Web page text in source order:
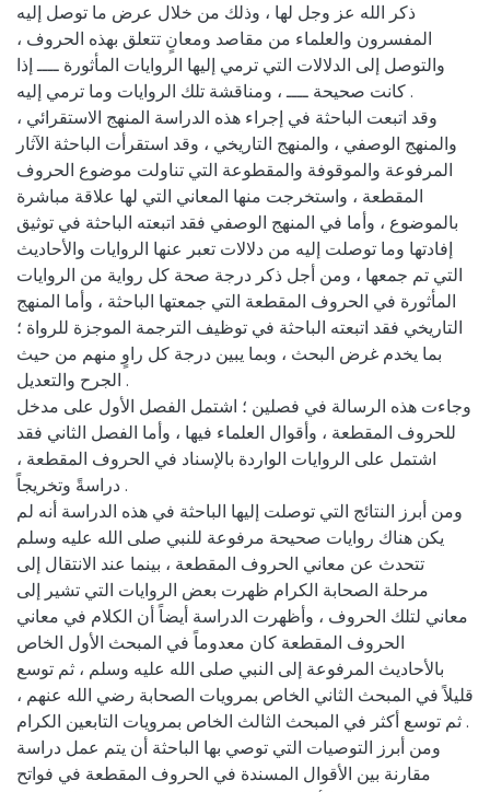
ذكر الله عز وجل لها ، وذلك من خلال عرض ما توصل إليه
المفسرون والعلماء من مقاصد ومعانٍ تتعلق بهذه الحروف ،
والتوصل إلى الدلالات التي ترمي إليها الروايات المأثورة ــــ إذا
كانت صحيحة ــــ ، ومناقشة تلك الروايات وما ترمي إليه .
وقد اتبعت الباحثة في إجراء هذه الدراسة المنهج الاستقرائي ،
والمنهج الوصفي ، والمنهج التاريخي ، وقد استقرأت الباحثة الآثار
المرفوعة والموقوفة والمقطوعة التي تناولت موضوع الحروف
المقطعة ، واستخرجت منها المعاني التي لها علاقة مباشرة
بالموضوع ، وأما في المنهج الوصفي فقد اتبعته الباحثة في توثيق
إفادتها وما توصلت إليه من دلالات تعبر عنها الروايات والأحاديث
التي تم جمعها ، ومن أجل ذكر درجة صحة كل رواية من الروايات
المأثورة في الحروف المقطعة التي جمعتها الباحثة ، وأما المنهج
التاريخي فقد اتبعته الباحثة في توظيف الترجمة الموجزة للرواة ؛
بما يخدم غرض البحث ، وبما يبين درجة كل راوٍ منهم من حيث
الجرح والتعديل .
وجاءت هذه الرسالة في فصلين ؛ اشتمل الفصل الأول على مدخل
للحروف المقطعة ، وأقوال العلماء فيها ، وأما الفصل الثاني فقد
اشتمل على الروايات الواردة بالإسناد في الحروف المقطعة ،
دراسةً وتخريجاً .
ومن أبرز النتائج التي توصلت إليها الباحثة في هذه الدراسة أنه لم
يكن هناك روايات صحيحة مرفوعة للنبي صلى الله عليه وسلم
تتحدث عن معاني الحروف المقطعة ، بينما عند الانتقال إلى
مرحلة الصحابة الكرام ظهرت بعض الروايات التي تشير إلى
معاني لتلك الحروف ، وأظهرت الدراسة أيضاً أن الكلام في معاني
الحروف المقطعة كان معدوماً في المبحث الأول الخاص
بالأحاديث المرفوعة إلى النبي صلى الله عليه وسلم ، ثم توسع
قليلاً في المبحث الثاني الخاص بمرويات الصحابة رضي الله عنهم ،
ثم توسع أكثر في المبحث الثالث الخاص بمرويات التابعين الكرام .
ومن أبرز التوصيات التي توصي بها الباحثة أن يتم عمل دراسة
مقارنة بين الأقوال المسندة في الحروف المقطعة في فواتح